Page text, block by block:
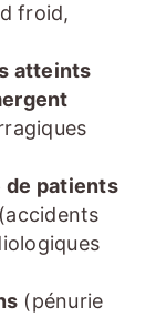
froid,
atteints
de patients
(accidents
(pénurie